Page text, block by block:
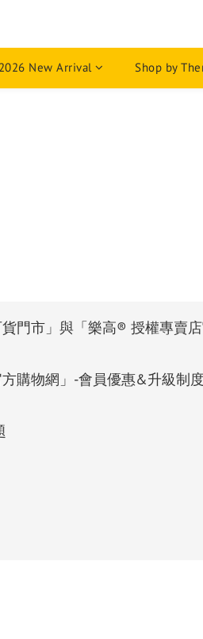
2026 New Arrival Shop by
門市」與「樂高® 授權專賣
購物網」-會員優惠&升級制度